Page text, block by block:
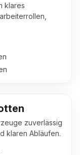
klares
zuverlässig
klaren Abläufen.